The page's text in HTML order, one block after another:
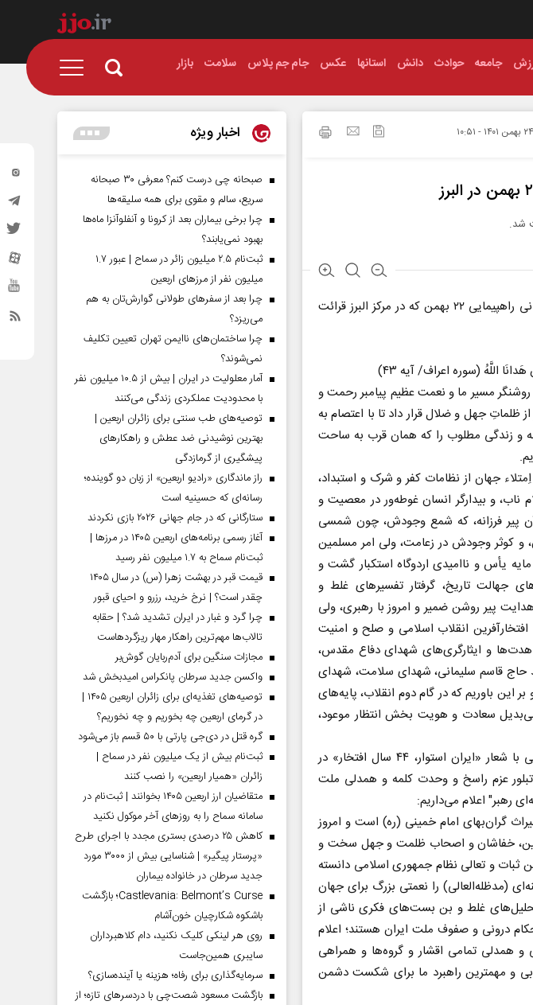
جامعه حوادث دانش استانها عکس جام جم پلاس سلامت بازار
۲۴ بهمن ۱۴۰۱ - ۱۰:۵۱
در قطعنامه پایانی راهپیمایی ۲۲ بهمن که در مرکز البرز قرائت
اللَّهُ (سوره اعراف/ آیه ۴۳)
مسیر ما و نعمت عظیم پیامبر رحمت و
جهل و ضلال قرار داد تا با اعتصام به
و زندگی مطلوب را که همان قرب به ساحت
جهان از نظامات کفر و شرک و استبداد،
ناب، و بیدارگر انسان غوطه‌ور در معصیت و
پیر فرزانه، که شمع وجودش، چون شمسی
و کوثر وجودش در زعامت، ولی امر مسلمین
یأس و ناامیدی اردوگاه استکبار گشت و
جهالت تاریخ، گرفتار تفسیر‌های غلط و
پیر روشن ضمیر و امروز با رهبری، ولی
انقلاب اسلامی و صلح و امنیت
و ایثارگری‌های شهدای دفاع مقدس،
قاسم سلیمانی، شهدای سلامت، شهدای
این باوریم که در گام دوم انقلاب، پایه‌های
بی‌بدیل سعادت و هویت بخش انتظار موعود،
اینک در سالگرد پیروزی ظفرمند انقلاب اسلامی با شعار «ایران استوار، ۴۴ سال افتخار» در
تبلور عزم راسخ و وحدت کلمه و همدلی ملت
رهبر" اعلام می‌داریم:
گران‌بهای امام خمینی (ره) است و امروز
خفاشان و اصحاب ظلمت و جهل سخت و
ثبات و تعالی نظام جمهوری اسلامی دانسته
(مدظله‌العالی) را نعمتی بزرگ برای جهان
غلط و بن بست‌های فکری ناشی از
درونی و صفوف ملت ایران هستند؛ اعلام
و همدلی تمامی اقشار و گروه‌ها و همراهی
و مهمترین راهبرد ما برای شکست دشمن
اخبار ویژه
صبحانه چی درست کنم؟ معرفی ۳۰ صبحانه
سریع، سالم و مقوی برای همه سلیقه‌ها
چرا برخی بیماران بعد از کرونا و آنفلوآنزا ماه‌ها
بهبود نمی‌یابند؟
ثبت‌نام ۲.۵ میلیون زائر در سماح | عبور ۱.۷
میلیون نفر از مرز‌های اربعین
چرا بعد از سفرهای طولانی گوارش‌تان به هم
می‌ریزد؟
چرا ساختمان‌های ناایمن تهران تعیین تکلیف
نمی‌شوند؟
آمار معلولیت در ایران | بیش از ۱۰.۵ میلیون نفر
با محدودیت عملکردی زندگی می‌کنند
توصیه‌های طب سنتی برای زائران اربعین |
بهترین نوشیدنی ضد عطش و راهکارهای
پیشگیری از گرمازدگی
راز ماندگاری «رادیو اربعین» از زبان دو گوینده؛
رسانه‌ای که حسینیه است
ستارگانی که در جام جهانی ۲۰۲۶ بازی نکردند
آغاز رسمی برنامه‌های اربعین ۱۴۰۵ در مرز‌ها |
ثبت‌نام سماح به ۱.۷ میلیون نفر رسید
قیمت قبر در بهشت زهرا (س) در سال ۱۴۰۵
چقدر است؟ | نرخ خرید، رزرو و احیای قبور
چرا گرد و غبار در ایران تشدید شد؟ | حقابه
تالاب‌ها مهم‌ترین راهکار مهار ریزگردهاست
مجازات سنگین برای آدم‌ربایان گوش‌بر
واکسن جدید سرطان پانکراس امیدبخش شد
توصیه‌های تغذیه‌ای برای زائران اربعین ۱۴۰۵ |
در گرمای اربعین چه بخوریم و چه نخوریم؟
گره قتل در دی‌جی پارتی با ۵۰ قسم باز می‌شود
ثبت‌نام بیش از یک میلیون نفر در سماح |
زائران «همیار اربعین» را نصب کنند
متقاضیان ارز اربعین ۱۴۰۵ بخوانند | ثبت‌نام در
سامانه سماح را به روز‌های آخر موکول نکنید
کاهش ۲۵ درصدی بستری مجدد با اجرای طرح
«پرستار پیگیر» | شناسایی بیش از ۳۰۰۰ مورد
جدید سرطان در خانواده بیماران
Castlevania: Belmont’s Curse؛ بازگشت
باشکوه شکارچیان خون‌آشام
روی هر لینکی کلیک نکنید، دام کلاهبرداران
سایبری همین‌جاست
سرمایه‌گذاری برای رفاه؛ هزینه یا آینده‌سازی؟
بازگشت مسعود شصت‌چی با دردسر‌های تازه؛ از